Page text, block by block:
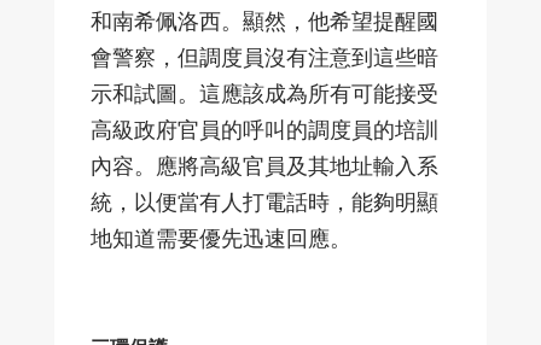
和南希佩洛西。顯然，他希望提醒國
會警察，但調度員沒有注意到這些暗
示和試圖。這應該成為所有可能接受
高級政府官員的呼叫的調度員的培訓
內容。應將高級官員及其地址輸入系
統，以便當有人打電話時，能夠明顯
地知道需要優先迅速回應。